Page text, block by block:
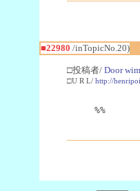
■22980 /inTopicNo.20)
□投稿者/ Door
□U R L/ http://
%%